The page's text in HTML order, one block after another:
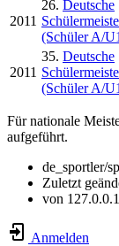
2011
26. Deutsche
(Schüler A/
2011
35. Deutsche
(Schüler A/
Für nationale
aufgeführt.
de_sportler/
Zuletzt
von 127.0.0.1
Anmelden